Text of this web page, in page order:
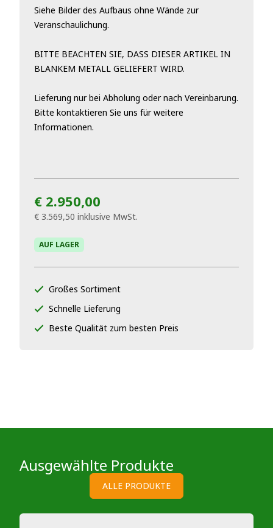
Siehe Bilder des Aufbaus ohne Wände zur
Veranschaulichung.
BITTE BEACHTEN SIE, DASS DIESER ARTIKEL IN
BLANKEM METALL GELIEFERT WIRD.
Lieferung nur bei Abholung oder nach Vereinbarung.
Bitte kontaktieren Sie uns für weitere
Informationen.
€ 2.950,00
€ 3.569,50 inklusive MwSt.
AUF LAGER
Großes Sortiment
Schnelle Lieferung
Beste Qualität zum besten Preis
Ausgewählte Produkte
ALLE PRODUKTE